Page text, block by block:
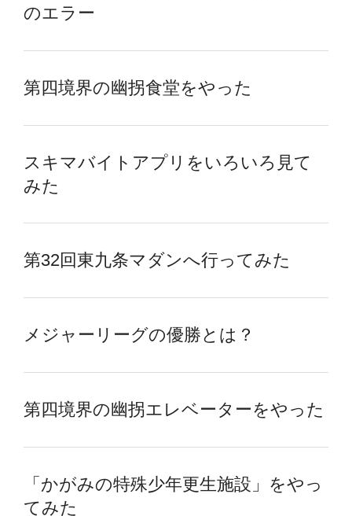
のエラー
第四境界の幽拐食堂をやった
スキマバイトアプリをいろいろ見て
みた
第32回東九条マダンへ行ってみた
メジャーリーグの優勝とは？
第四境界の幽拐エレベーターをやった
「かがみの特殊少年更生施設」をやっ
てみた